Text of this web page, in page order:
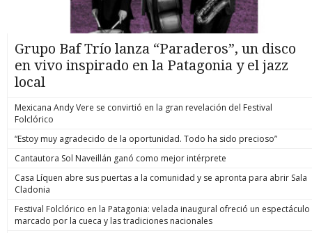
Grupo Baf Trío lanza “Paraderos”, un disco
en vivo inspirado en la Patagonia y el jazz
local
Mexicana Andy Vere se convirtió en la gran revelación del Festival
Folclórico
“Estoy muy agradecido de la oportunidad. Todo ha sido precioso”
Cantautora Sol Naveillán ganó como mejor intérprete
Casa Líquen abre sus puertas a la comunidad y se apronta para abrir Sala
Cladonia
Festival Folclórico en la Patagonia: velada inaugural ofreció un espectáculo
marcado por la cueca y las tradiciones nacionales